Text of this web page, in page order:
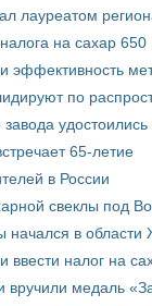
лауреатом
на сахар
эффективность
по
удостоились
65-летие
в России
свеклы под
начался в области
налог на
вручили медаль